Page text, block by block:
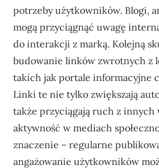
potrzeby użytkowników. Blogi,
mogą przyciągnąć uwagę
do interakcji z marką. Kolejną
budowanie linków zwrotnych z
takich jak portale informacyjne
Linki te nie tylko zwiększają
także przyciągają ruch z
aktywność w mediach
znaczenie – regularne
angażowanie użytkowników